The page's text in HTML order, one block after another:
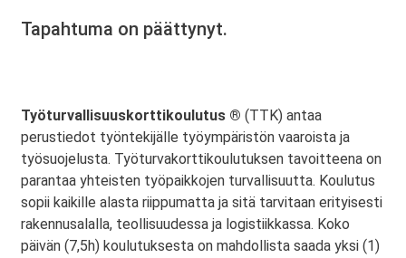
Tapahtuma on päättynyt.
Työturvallisuuskorttikoulutus ® (TTK) antaa
perustiedot työntekijälle työympäristön vaaroista ja
työsuojelusta. Työturvakorttikoulutuksen tavoitteena on
parantaa yhteisten työpaikkojen turvallisuutta. Koulutus
sopii kaikille alasta riippumatta ja sitä tarvitaan erityisesti
rakennusalalla, teollisuudessa ja logistiikkassa. Koko
päivän (7,5h) koulutuksesta on mahdollista saada yksi (1)